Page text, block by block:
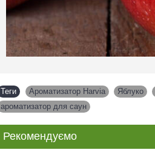
Теги Ароматизатор Harvia Яблуко
ароматизатор для саун
Рекомендуємо